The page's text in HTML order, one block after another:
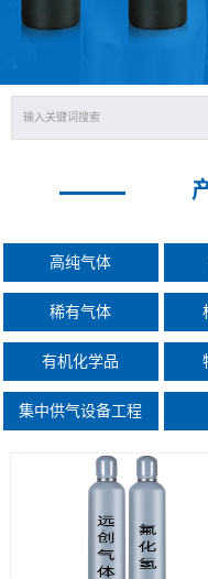
高纯气体
稀有气体
有机化学品
集中供气设备工程